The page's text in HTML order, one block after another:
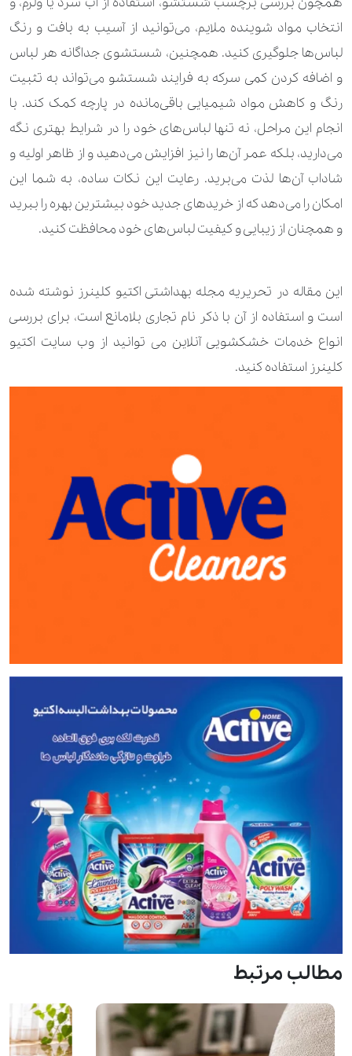
انتخاب مواد شوینده ملایم، می‌توانید از آسیب به بافت و رنگ
لباس‌ها جلوگیری کنید. همچنین، شستشوی جداگانه هر لباس
و اضافه کردن کمی سرکه به فرایند شستشو می‌تواند به تثبیت
رنگ و کاهش مواد شیمیایی باقی‌مانده در پارچه کمک کند. با
انجام این مراحل، نه تنها لباس‌های خود را در شرایط بهتری نگه
می‌دارید، بلکه عمر آن‌ها را نیز افزایش می‌دهید و از ظاهر اولیه و
شاداب آن‌ها لذت می‌برید. رعایت این نکات ساده، به شما این
امکان را می‌دهد که از خریدهای جدید خود بیشترین بهره را ببرید
و همچنان از زیبایی و کیفیت لباس‌های خود محافظت کنید.
این مقاله در تحریریه مجله بهداشتی اکتیو کلینرز نوشته شده
است و استفاده از آن با ذکر نام تجاری بلامانع است، برای بررسی
انواع خدمات خشکشویی آنلاین می توانید از وب سایت اکتیو
کلینرز استفاده کنید.
مطالب مرتبط